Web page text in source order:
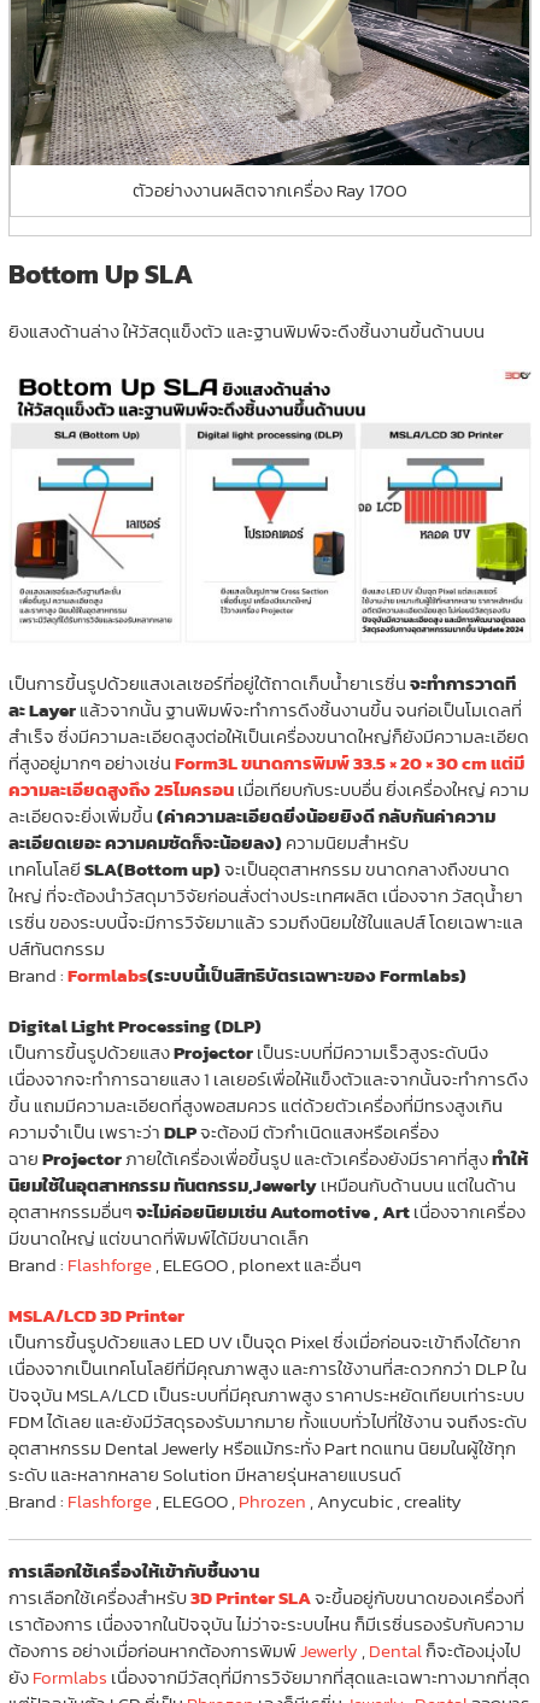
ตัวอย่างงานผลิตจากเครื่อง Ray 1700
Bottom Up SLA
ยิงแสงด้านล่าง ให้วัสดุแข็งตัว และฐานพิมพ์จะดึงชิ้นงานขึ้นด้านบน
เป็นการขึ้นรูปด้วยแสงเลเซอร์ที่อยู่ใต้ถาดเก็บน้ำยาเรซิ่นจะทำการวาดที
ละ Layerแล้วจากนั้น ฐานพิมพ์จะทำการดึงชิ้นงานขึ้น จนก่อเป็นโมเดลที่
สำเร็จ ซึ่งมีความละเอียดสูงต่อให้เป็นเครื่องขนาดใหญ่ก็ยังมีความละเอียด
ที่สูงอยู่มากๆ อย่างเช่นForm3L ขนาดการพิมพ์ 33.5 × 20 × 30 cm แต่มี
ความละเอียดสูงถึง 25ไมครอนเมื่อเทียบกับระบบอื่น ยิ่งเครื่องใหญ่ ความ
ละเอียดจะยิ่งเพิ่มขึ้น(ค่าความละเอียดยิ่งน้อยยิงดี กลับกันค่าความ
ละเอียดเยอะ ความคมชัดก็จะน้อยลง)ความนิยมสำหรับ
เทคโนโลยีSLA(Bottom up)จะเป็นอุตสาหกรรม ขนาดกลางถึงขนาด
ใหญ่ ที่จะต้องนำวัสดุมาวิจัยก่อนสั่งต่างประเทศผลิต เนื่องจาก วัสดุน้ำยา
เรซิ่น ของระบบนี้จะมีการวิจัยมาแล้ว รวมถึงนิยมใช้ในแลปส์ โดยเฉพาะแล
ปส์ทันตกรรม
Brand :Formlabs(ระบบนี้เป็นสิทธิบัตรเฉพาะของ Formlabs)
Digital Light Processing (DLP)
เป็นการขึ้นรูปด้วยแสงProjectorเป็นระบบที่มีความเร็วสูงระดับนึง
เนื่องจากจะทำการฉายแสง 1 เลเยอร์เพื่อให้แข็งตัวและจากนั้นจะทำการดึง
ขึ้น แถมมีความละเอียดที่สูงพอสมควร แต่ด้วยตัวเครื่องที่มีทรงสูงเกิน
ความจำเป็น เพราะว่าDLPจะต้องมี ตัวกำเนิดแสงหรือเครื่อง
ฉายProjectorภายใต้เครื่องเพื่อขึ้นรูป และตัวเครื่องยังมีราคาที่สูงทำให้
นิยมใช้ในอุตสาหกรรม ทันตกรรม,Jewerlyเหมือนกับด้านบน แต่ในด้าน
อุตสาหกรรมอื่นๆจะไม่ค่อยนิยมเช่น Automotive , Artเนื่องจากเครื่อง
มีขนาดใหญ่ แต่ขนาดที่พิมพ์ได้มีขนาดเล็ก
Brand : Flashforge, ELEGOO , plonext และอื่นๆ
MSLA/LCD 3D Printer
เป็นการขึ้นรูปด้วยแสง LED UV เป็นจุด Pixel ซึ่งเมื่อก่อนจะเข้าถึงได้ยาก
เนื่องจากเป็นเทคโนโลยีที่มีคุณภาพสูง และการใช้งานที่สะดวกกว่า DLP ใน
ปัจจุบัน MSLA/LCD เป็นระบบที่มีคุณภาพสูง ราคาประหยัดเทียบเท่าระบบ
FDM ได้เลย และยังมีวัสดุรองรับมากมาย ทั้งแบบทั่วไปที่ใช้งาน จนถึงระดับ
อุตสาหกรรม Dental Jewerly หรือแม้กระทั่ง Part ทดแทน นิยมในผู้ใช้ทุก
ระดับ และหลากหลาย Solution มีหลายรุ่นหลายแบรนด์
ฺBrand : Flashforge, ELEGOO ,Phrozen , Anycubic , creality
การเลือกใช้เครื่องให้เข้ากับชิ้นงาน
การเลือกใช้เครื่องสำหรับ3D Printer SLAจะขึ้นอยู่กับขนาดของเครื่องที่
เราต้องการ เนื่องจากในปัจจุบัน ไม่ว่าจะระบบไหน ก็มีเรซิ่นรองรับกับความ
ต้องการ อย่างเมื่อก่อนหากต้องการพิมพ์Jewerly ,Dentalก็จะต้องมุ่งไป
ยังFormlabs เนื่องจากมีวัสดุที่มีการวิจัยมากที่สุดและเฉพาะทางมากที่สุด